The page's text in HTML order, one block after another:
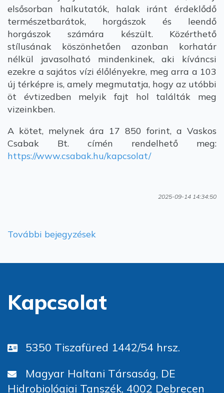
elsősorban halkutatók, halak iránt érdeklődő
természetbarátok, horgászok és leendő
horgászok számára készült. Közérthető
stílusának köszönhetően azonban korhatár
nélkül javasolható mindenkinek, aki kíváncsi
ezekre a sajátos vízi élőlényekre, meg arra a 103
új térképre is, amely megmutatja, hogy az utóbbi
öt évtizedben melyik fajt hol találták meg
vizeinkben.
A kötet, melynek ára 17 850 forint, a Vaskos
Csabak Bt. címén rendelhető meg:
https://www.csabak.hu/kapcsolat/
2025-09-14 14:34:50
További bejegyzések
Kapcsolat
5350 Tiszafüred 1442/54 hrsz.
Magyar Haltani Társaság, DE
Hidrobiológiai Tanszék, 4002 Debrecen